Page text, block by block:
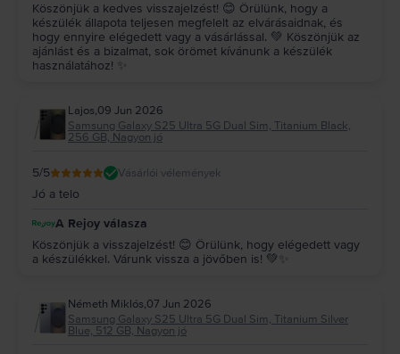
Köszönjük a kedves visszajelzést! 😊 Örülünk, hogy a
készülék állapota teljesen megfelelt az elvárásaidnak, és
hogy ennyire elégedett vagy a vásárlással. 💚 Köszönjük az
ajánlást és a bizalmat, sok örömet kívánunk a készülék
használatához! ✨
Lajos,09 Jun 2026
Samsung Galaxy S25 Ultra 5G Dual Sim, Titanium Black,
256 GB, Nagyon jó
5/5 Vásárlói vélemények
Jó a telo
A Rejoy válasza
Köszönjük a visszajelzést! 😊 Örülünk, hogy elégedett vagy
a készülékkel. Várunk vissza a jövőben is! 💚✨
Németh Miklós,07 Jun 2026
Samsung Galaxy S25 Ultra 5G Dual Sim, Titanium Silver
Blue, 512 GB, Nagyon jó